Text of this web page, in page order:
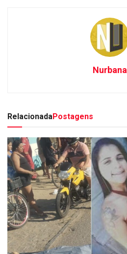
Nurbana
RelacionadaPostagens